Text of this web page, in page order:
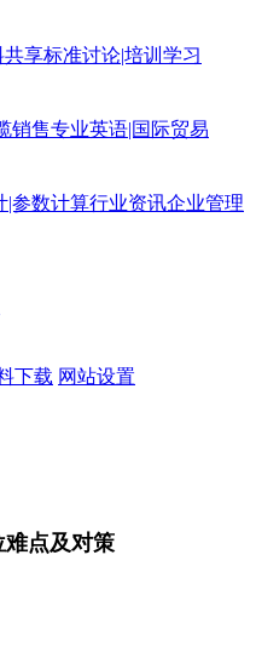
共享标准讨论|培训学习
销售专业英语|国际贸易
|参数计算行业资讯企业管理
下载 网站设置
点及对策